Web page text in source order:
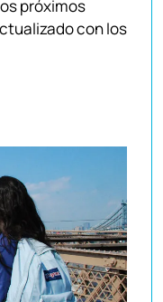
próximos
con los